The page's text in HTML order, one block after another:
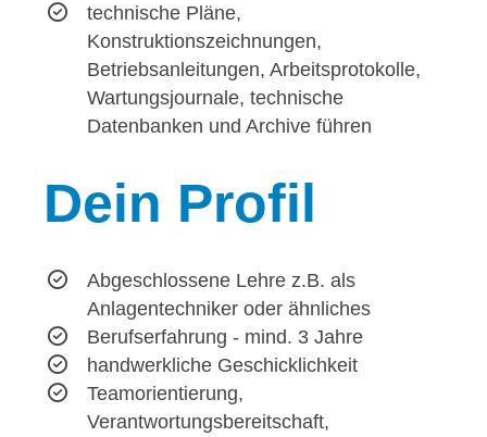
technische Pläne,
Konstruktionszeichnungen,
Betriebsanleitungen, Arbeitsprotokolle,
Wartungsjournale, technische
Datenbanken und Archive führen
Dein Profil
Abgeschlossene Lehre z.B. als
Anlagentechniker oder ähnliches
Berufserfahrung - mind. 3 Jahre
handwerkliche Geschicklichkeit
Teamorientierung,
Verantwortungsbereitschaft,